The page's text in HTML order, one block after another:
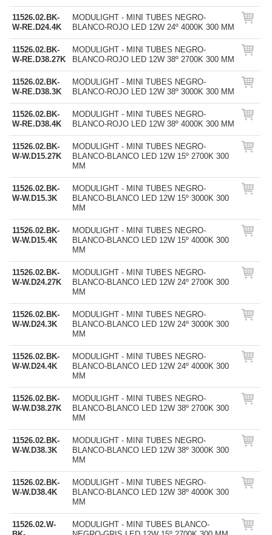
11526.02.BK-
W-RE.D24.4K
MODULIGHT - MINI TUBES NEGRO-
BLANCO-ROJO LED 12W 24º 4000K 300 MM
11526.02.BK-
W-RE.D38.27K
MODULIGHT - MINI TUBES NEGRO-
BLANCO-ROJO LED 12W 38º 2700K 300 MM
11526.02.BK-
W-RE.D38.3K
MODULIGHT - MINI TUBES NEGRO-
BLANCO-ROJO LED 12W 38º 3000K 300 MM
11526.02.BK-
W-RE.D38.4K
MODULIGHT - MINI TUBES NEGRO-
BLANCO-ROJO LED 12W 38º 4000K 300 MM
11526.02.BK-
W-W.D15.27K
MODULIGHT - MINI TUBES NEGRO-
BLANCO-BLANCO LED 12W 15º 2700K 300
MM
11526.02.BK-
W-W.D15.3K
MODULIGHT - MINI TUBES NEGRO-
BLANCO-BLANCO LED 12W 15º 3000K 300
MM
11526.02.BK-
W-W.D15.4K
MODULIGHT - MINI TUBES NEGRO-
BLANCO-BLANCO LED 12W 15º 4000K 300
MM
11526.02.BK-
W-W.D24.27K
MODULIGHT - MINI TUBES NEGRO-
BLANCO-BLANCO LED 12W 24º 2700K 300
MM
11526.02.BK-
W-W.D24.3K
MODULIGHT - MINI TUBES NEGRO-
BLANCO-BLANCO LED 12W 24º 3000K 300
MM
11526.02.BK-
W-W.D24.4K
MODULIGHT - MINI TUBES NEGRO-
BLANCO-BLANCO LED 12W 24º 4000K 300
MM
11526.02.BK-
W-W.D38.27K
MODULIGHT - MINI TUBES NEGRO-
BLANCO-BLANCO LED 12W 38º 2700K 300
MM
11526.02.BK-
W-W.D38.3K
MODULIGHT - MINI TUBES NEGRO-
BLANCO-BLANCO LED 12W 38º 3000K 300
MM
11526.02.BK-
W-W.D38.4K
MODULIGHT - MINI TUBES NEGRO-
BLANCO-BLANCO LED 12W 38º 4000K 300
MM
11526.02.W-
MODULIGHT - MINI TUBES BLANCO-